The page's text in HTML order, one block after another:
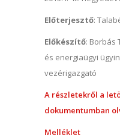
Előterjesztő:
Előkészítő: Borbás
és energiaügyi
vezérigazgató
A részletekről a
dokumentumban
Melléklet